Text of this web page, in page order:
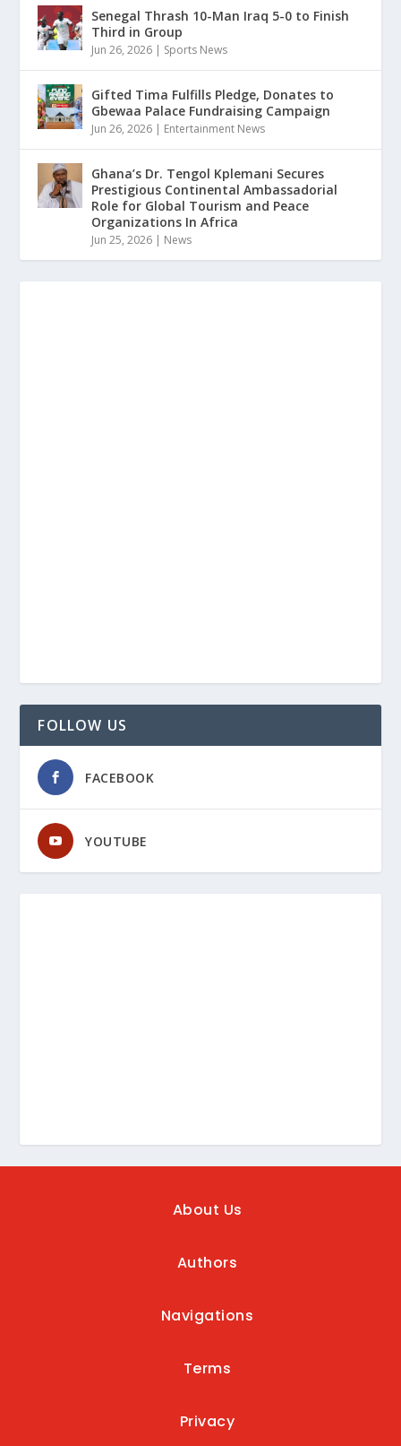
Senegal Thrash 10-Man Iraq 5-0 to Finish
Third in Group
Jun 26, 2026 | Sports News
Gifted Tima Fulfills Pledge, Donates to
Gbewaa Palace Fundraising Campaign
Jun 26, 2026 | Entertainment News
Ghana’s Dr. Tengol Kplemani Secures
Prestigious Continental Ambassadorial
Role for Global Tourism and Peace
Organizations In Africa
Jun 25, 2026 | News
FOLLOW US
FACEBOOK
YOUTUBE
About Us
Authors
Navigations
Terms
Privacy